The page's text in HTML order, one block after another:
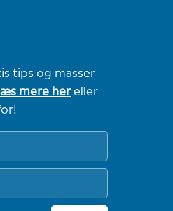
tips og masser
mere hereller